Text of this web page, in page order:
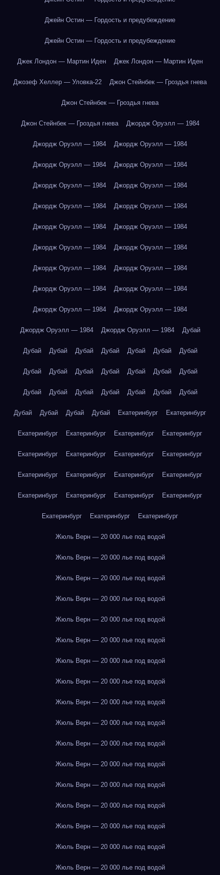
Джейн Остин — Гордость и предубеждение
Джейн Остин — Гордость и предубеждение
Джек Лондон — Мартин Иден Джек Лондон — Мартин Иден
Джозеф Хеллер — Уловка-22 Джон Стейнбек — Гроздья гнева
Джон Стейнбек — Гроздья гнева
Джон Стейнбек — Гроздья гнева Джордж Оруэлл — 1984
Джордж Оруэлл — 1984 Джордж Оруэлл — 1984
Джордж Оруэлл — 1984 Джордж Оруэлл — 1984
Джордж Оруэлл — 1984 Джордж Оруэлл — 1984
Джордж Оруэлл — 1984 Джордж Оруэлл — 1984
Джордж Оруэлл — 1984 Джордж Оруэлл — 1984
Джордж Оруэлл — 1984 Джордж Оруэлл — 1984
Джордж Оруэлл — 1984 Джордж Оруэлл — 1984
Джордж Оруэлл — 1984 Джордж Оруэлл — 1984
Джордж Оруэлл — 1984 Джордж Оруэлл — 1984
Джордж Оруэлл — 1984 Джордж Оруэлл — 1984 Дубай
Дубай Дубай Дубай Дубай Дубай Дубай Дубай
Дубай Дубай Дубай Дубай Дубай Дубай Дубай
Дубай Дубай Дубай Дубай Дубай Дубай Дубай
Дубай Дубай Дубай Дубай Екатеринбург Екатеринбург
Екатеринбург Екатеринбург Екатеринбург Екатеринбург
Екатеринбург Екатеринбург Екатеринбург Екатеринбург
Екатеринбург Екатеринбург Екатеринбург Екатеринбург
Екатеринбург Екатеринбург Екатеринбург Екатеринбург
Екатеринбург Екатеринбург Екатеринбург
Жюль Верн — 20 000 лье под водой
Жюль Верн — 20 000 лье под водой
Жюль Верн — 20 000 лье под водой
Жюль Верн — 20 000 лье под водой
Жюль Верн — 20 000 лье под водой
Жюль Верн — 20 000 лье под водой
Жюль Верн — 20 000 лье под водой
Жюль Верн — 20 000 лье под водой
Жюль Верн — 20 000 лье под водой
Жюль Верн — 20 000 лье под водой
Жюль Верн — 20 000 лье под водой
Жюль Верн — 20 000 лье под водой
Жюль Верн — 20 000 лье под водой
Жюль Верн — 20 000 лье под водой
Жюль Верн — 20 000 лье под водой
Жюль Верн — 20 000 лье под водой
Жюль Верн — 20 000 лье под водой